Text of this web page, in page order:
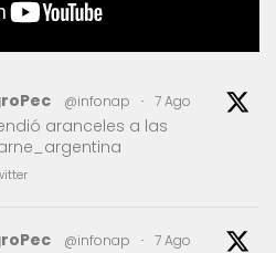
@infonap · 7 Ago
aranceles a las
@infonap · 7 Ago